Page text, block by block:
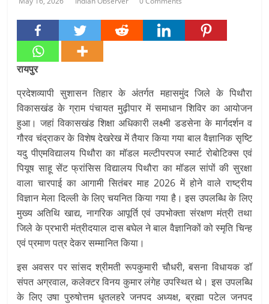
रायपुर
प्रदेशव्यापी सुशासन तिहार के अंतर्गत महासमुंद जिले के पिथौरा
विकासखंड के ग्राम पंचायत मुढ़ीपार में समाधान शिविर का आयोजन
हुआ। जहां विकासखंड शिक्षा अधिकारी लक्ष्मी डडसेना के मार्गदर्शन व
गौरव चंद्राकर के विशेष देखरेख में तैयार किया गया बाल वैज्ञानिक सृष्टि
यदु पीएमविद्यालय पिथौरा का मॉडल मल्टीपरपज स्मार्ट रोबोटिक्स एवं
पियूष साहू सेंट फ्रांसिस विद्यालय पिथौरा का मॉडल सांपों की सुरक्षा
वाला चारपाई का आगामी सितंबर माह 2026 में होने वाले राष्ट्रीय
विज्ञान मेला दिल्ली के लिए चयनित किया गया है। इस उपलब्धि के लिए
मुख्य अतिथि खाद्य, नागरिक आपूर्ति एवं उपभोक्ता संरक्षण मंत्री तथा
जिले के प्रभारी मंत्रीदयाल दास बघेल ने बाल वैज्ञानिकों को स्मृति चिन्ह
एवं प्रमाण पत्र देकर सम्मानित किया।
इस अवसर पर सांसद श्रीमती रूपकुमारी चौधरी, बसना विधायक डॉ
संपत अग्रवाल, कलेक्टर विनय कुमार लंगेह उपस्थित थे। इस उपलब्धि
के लिए उषा पुरुषोत्तम धृतलहरे जनपद अध्यक्ष, ब्रह्मा पटेल जनपद